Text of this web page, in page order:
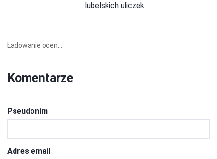
lubelskich uliczek.
Ładowanie ocen...
Komentarze
Pseudonim
Adres email